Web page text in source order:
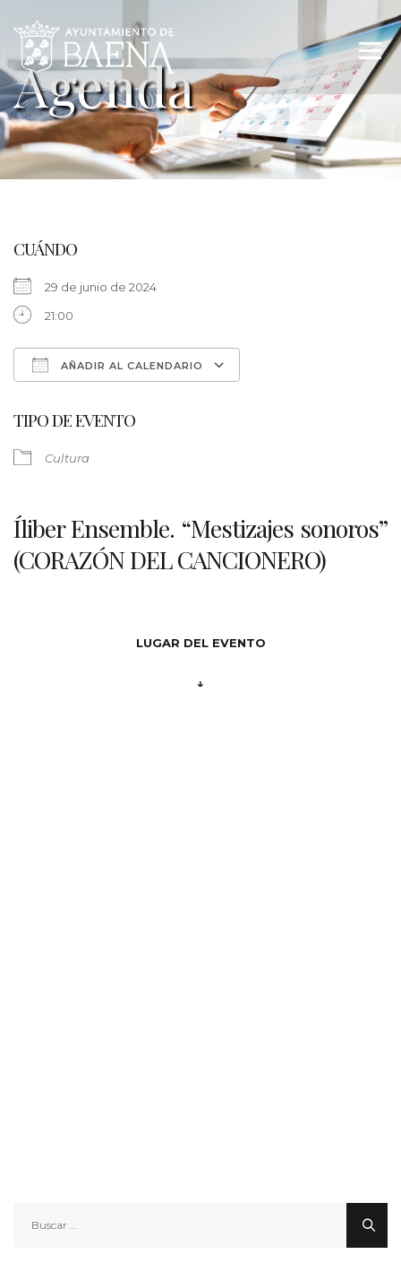
CUÁNDO
29 de junio de 2024
21:00
AÑADIR AL CALENDARIO
TIPO DE EVENTO
Cultura
Íliber Ensemble. “Mestizajes sonoros”
(CORAZÓN DEL CANCIONERO)
LUGAR DEL EVENTO
↓